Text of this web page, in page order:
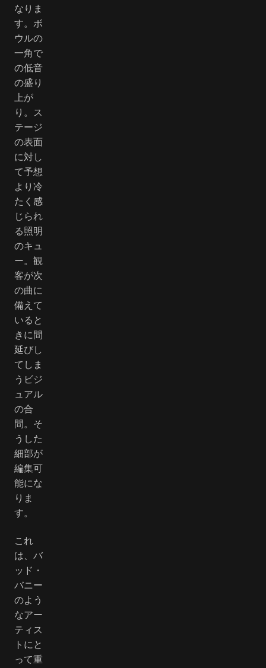
なりま
す。ボ
ウルの
一角で
の低音
の盛り
上が
り。ス
テージ
の表面
に対し
て予想
より冷
たく感
じられ
る照明
のキュ
ー。観
客が次
の曲に
備えて
いると
きに間
延びし
てしま
うビジ
ュアル
の合
間。そ
うした
細部が
編集可
能にな
りま
す。
これ
は、バ
ッド・
バニー
のよう
なアー
ティス
トにと
って重